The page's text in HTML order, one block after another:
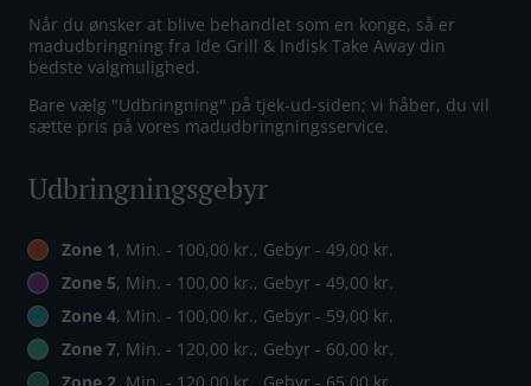
Når du ønsker at blive behandlet som en konge, så er
madudbringning fra Ide Grill & Indisk Take Away din
bedste valgmulighed.
Bare vælg "Udbringning" på tjek-ud-siden; vi håber, du vil
sætte pris på vores madudbringningsservice.
Udbringningsgebyr
Zone 1, Min. - 100,00 kr., Gebyr - 49,00 kr.
Zone 5, Min. - 100,00 kr., Gebyr - 49,00 kr.
Zone 4, Min. - 100,00 kr., Gebyr - 59,00 kr.
Zone 7, Min. - 120,00 kr., Gebyr - 60,00 kr.